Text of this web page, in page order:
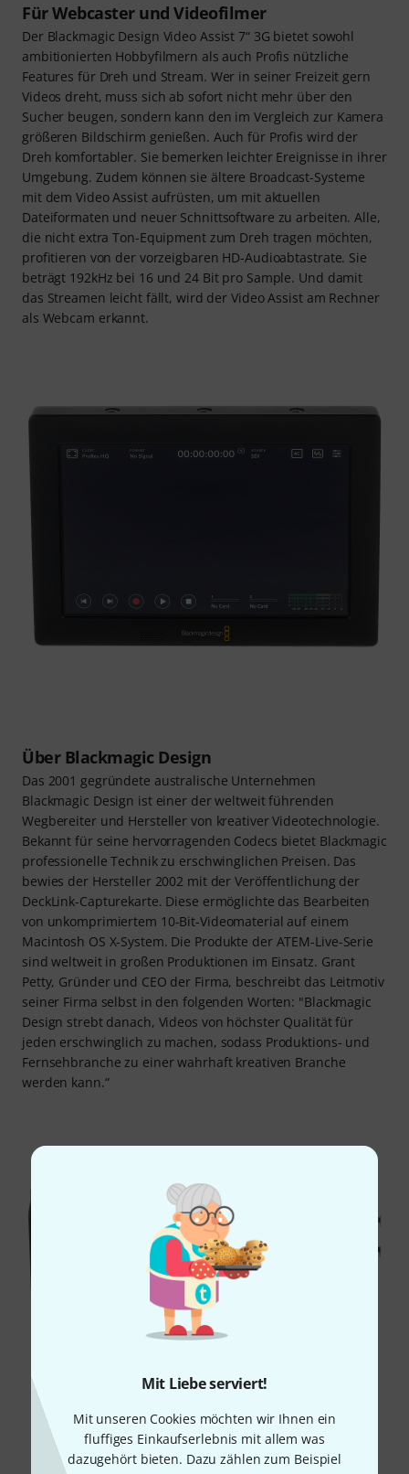
Mit Liebe serviert!
Mit unseren Cookies möchten wir Ihnen ein
fluffiges Einkaufserlebnis mit allem was
dazugehört bieten. Dazu zählen zum Beispiel
Für Webcaster und Videofilmer
Der Blackmagic Design Video Assist 7“ 3G bietet sowohl
ambitionierten Hobbyfilmern als auch Profis nützliche
Features für Dreh und Stream. Wer in seiner Freizeit gern
Videos dreht, muss sich ab sofort nicht mehr über den
Sucher beugen, sondern kann den im Vergleich zur Kamera
größeren Bildschirm genießen. Auch für Profis wird der
Dreh komfortabler. Sie bemerken leichter Ereignisse in ihrer
Umgebung. Zudem können sie ältere Broadcast-Systeme
mit dem Video Assist aufrüsten, um mit aktuellen
Dateiformaten und neuer Schnittsoftware zu arbeiten. Alle,
die nicht extra Ton-Equipment zum Dreh tragen möchten,
profitieren von der vorzeigbaren HD-Audioabtastrate. Sie
beträgt 192kHz bei 16 und 24 Bit pro Sample. Und damit
das Streamen leicht fällt, wird der Video Assist am Rechner
als Webcam erkannt.
Über Blackmagic Design
Das 2001 gegründete australische Unternehmen
Blackmagic Design ist einer der weltweit führenden
Wegbereiter und Hersteller von kreativer Videotechnologie.
Bekannt für seine hervorragenden Codecs bietet Blackmagic
professionelle Technik zu erschwinglichen Preisen. Das
bewies der Hersteller 2002 mit der Veröffentlichung der
DeckLink-Capturekarte. Diese ermöglichte das Bearbeiten
von unkomprimiertem 10-Bit-Videomaterial auf einem
Macintosh OS X-System. Die Produkte der ATEM-Live-Serie
sind weltweit in großen Produktionen im Einsatz. Grant
Petty, Gründer und CEO der Firma, beschreibt das Leitmotiv
seiner Firma selbst in den folgenden Worten: "Blackmagic
Design strebt danach, Videos von höchster Qualität für
jeden erschwinglich zu machen, sodass Produktions- und
Fernsehbranche zu einer wahrhaft kreativen Branche
werden kann.“